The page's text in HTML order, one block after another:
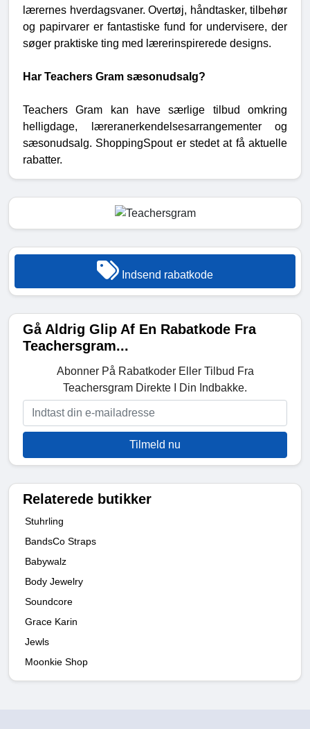
lærernes hverdagsvaner. Overtøj, håndtasker, tilbehør
og papirvarer er fantastiske fund for undervisere, der
søger praktiske ting med lærerinspirerede designs.
Har Teachers Gram sæsonudsalg?
Teachers Gram kan have særlige tilbud omkring
helligdage, læreranerkendelsesarrangementer og
sæsonudsalg. ShoppingSpout er stedet at få aktuelle
rabatter.
Indsend rabatkode
Gå Aldrig Glip Af En Rabatkode Fra
Teachersgram...
Abonner På Rabatkoder Eller Tilbud Fra
Teachersgram Direkte I Din Indbakke.
Tilmeld nu
Relaterede butikker
Stuhrling
BandsCo Straps
Babywalz
Body Jewelry
Soundcore
Grace Karin
Jewls
Moonkie Shop